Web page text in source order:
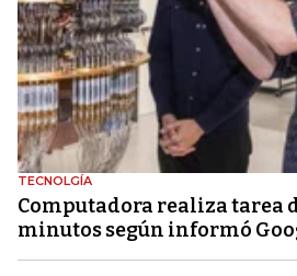
TECNOLGÍA
Computadora realiza tarea
minutos según informó